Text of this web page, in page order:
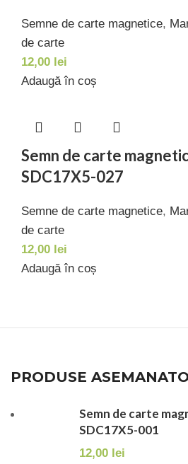
Semne de carte magnetice,
de carte
12,00 lei
Adaugă în coș
Semn de carte
SDC17X5-027
Semne de carte magnetice,
de carte
12,00 lei
Adaugă în coș
PRODUSE
Semn de carte
SDC17X5-001
12,00 lei